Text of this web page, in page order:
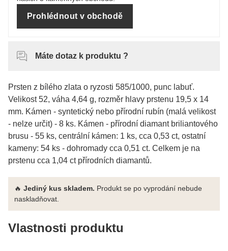
Prohlédnout v obchodě
Máte dotaz k produktu ?
Prsten z bílého zlata o ryzosti 585/1000, punc labuť.
Velikost 52, váha 4,64 g, rozměr hlavy prstenu 19,5 x 14
mm. Kámen - syntetický nebo přírodní rubín (malá velikost
- nelze určit) - 8 ks. Kámen - přírodní diamant briliantového
brusu - 55 ks, centrální kámen: 1 ks, cca 0,53 ct, ostatní
kameny: 54 ks - dohromady cca 0,51 ct. Celkem je na
prstenu cca 1,04 ct přírodních diamantů.
🔥 Jediný kus skladem. Produkt se po vyprodání nebude
naskladňovat.
Vlastnosti produktu